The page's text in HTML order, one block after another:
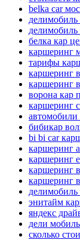
belka car
делимобиль
делимобиль
белка кар
каршеринг
тарифы
каршеринг
каршеринг
ворона кар
каршеринг
автомобили
бибикар
bi bi car
каршеринг
каршеринг
каршеринг
каршеринг
энитайм
яндекс
дели
сколько